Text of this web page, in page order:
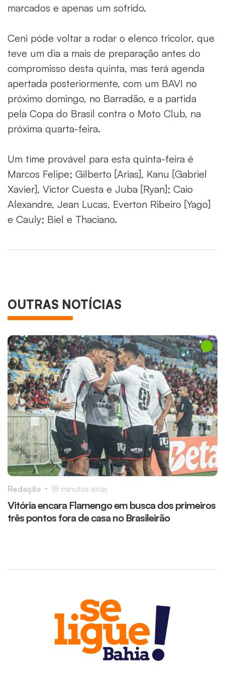
marcados e apenas um sofrido.
Ceni póde voltar a rodar o elenco tricolor, que
teve um dia a mais de preparação antes do
compromisso desta quinta, mas terá agenda
apertada posteriormente, com um BAVI no
próximo domingo, no Barradão, e a partida
pela Copa do Brasil contra o Moto Club, na
próxima quarta-feira.
Um time provável para esta quinta-feira é
Marcos Felipe; Gilberto [Arias], Kanu [Gabriel
Xavier], Victor Cuesta e Juba [Ryan]; Caio
Alexandre, Jean Lucas, Everton Ribeiro [Yago]
e Cauly; Biel e Thaciano.
OUTRAS NOTÍCIAS
Vitória encara Flamengo em busca dos primeiros
três pontos fora de casa no Brasileirão
Redação 18 minutos atrás